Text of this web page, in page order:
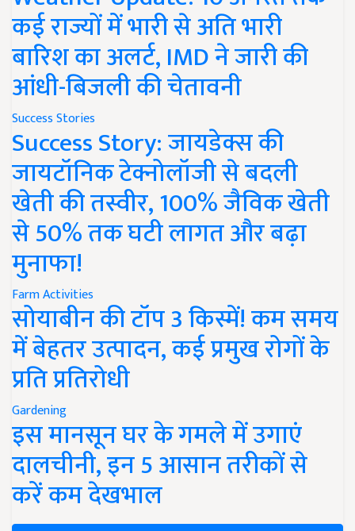
कई राज्यों में भारी से अति भारी
बारिश का अलर्ट, IMD ने जारी की
आंधी-बिजली की चेतावनी
Success Stories
Success Story: जायडेक्स की
जायटॉनिक टेक्नोलॉजी से बदली
खेती की तस्वीर, 100% जैविक खेती
से 50% तक घटी लागत और बढ़ा
मुनाफा!
Farm Activities
सोयाबीन की टॉप 3 किस्में! कम समय
में बेहतर उत्पादन, कई प्रमुख रोगों के
प्रति प्रतिरोधी
Gardening
इस मानसून घर के गमले में उगाएं
दालचीनी, इन 5 आसान तरीकों से
करें कम देखभाल